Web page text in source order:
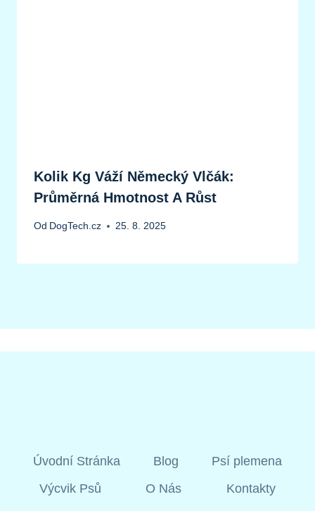
Kolik Kg Váží Německý Vlčák:
Průměrná Hmotnost A Růst
Od DogTech.cz 25. 8. 2025
Úvodní Stránka Blog
Psí plemena
Výcvik Psů
O Nás Kontakty